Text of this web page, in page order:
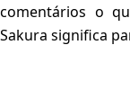
comentários o
Sakura significa